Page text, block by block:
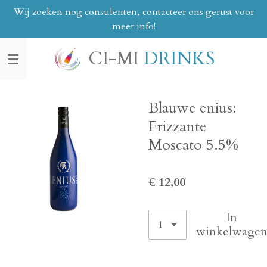
Ga
naar
de
hoofdinhoud
CI-MI DRINKS
Wij zoeken nog consulenten, contacteer ons gerust voor
meer info!
Blauwe enius:
Frizzante
Moscato 5.5%
€ 12,00
In
winkelwagen